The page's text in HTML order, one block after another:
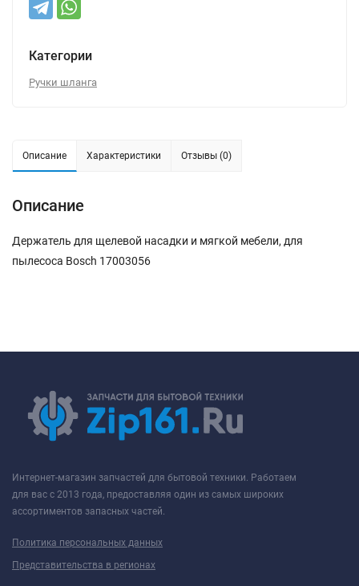
Категории
Ручки шланга
Описание Характеристики Отзывы (0)
Описание
Держатель для щелевой насадки и мягкой мебели, для
пылесоса Bosch 17003056
Интернет-магазин запчастей для бытовой техники. Работаем
для вас с 2013 года, предоставляя один из самых широких
ассортиментов запасных частей.
Политика персональных данных
Представительства в регионах